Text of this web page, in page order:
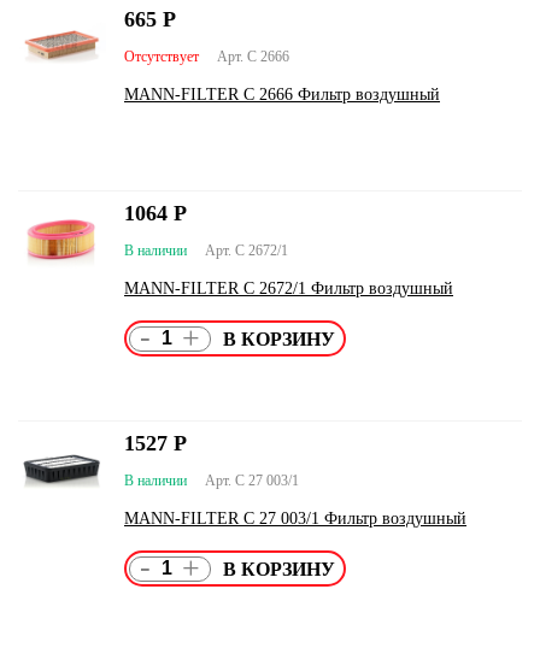
Арт. C 2666
Отсутствует
MANN-FILTER C 2666 Фильтр воздушный
665 Р
Арт. C 2672/1
В наличии
MANN-FILTER C 2672/1 Фильтр воздушный
1064 Р
- +
Арт. C 27 003/1
В наличии
MANN-FILTER C 27 003/1 Фильтр воздушный
1527 Р
- +